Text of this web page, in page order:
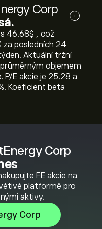
Corp
FE akcie na
platformě pro
aktivy.
Corp
Corp
i
46.68‎$‎ , což
za posledních 24
Aktuální tržní
průměrným objemem
P/E akcie je 25.28 a
Koeficient beta